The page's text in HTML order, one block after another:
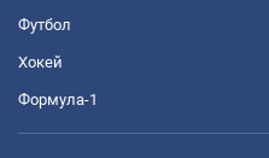
Футбол
Хокей
Формула-1